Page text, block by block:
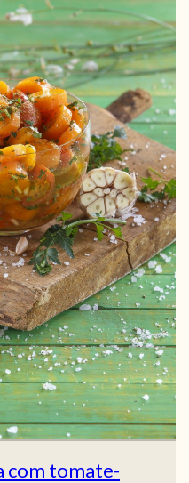
com tomate-